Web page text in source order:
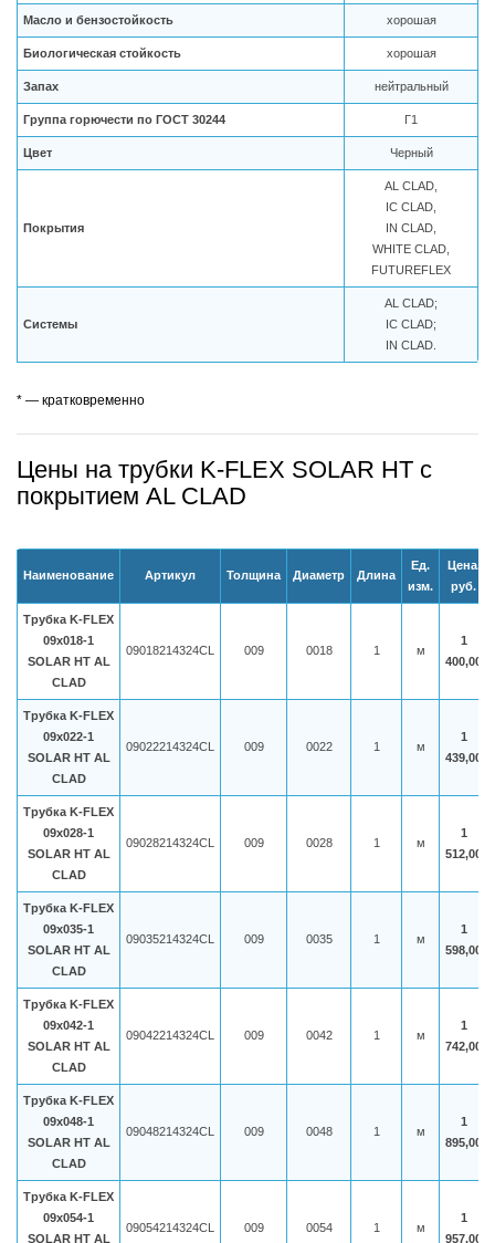
Масло и бензостойкость хорошая
Биологическая стойкость хорошая
Запах нейтральный
Группа горючести по ГОСТ 30244 Г1
Цвет Черный
Покрытия
AL CLAD,
IC CLAD,
IN CLAD,
WHITE CLAD,
FUTUREFLEX
Системы
AL CLAD;
IC CLAD;
IN CLAD.
* — кратковременно
Цены на трубки K-FLEX SOLAR HT с
покрытием AL CLAD
Наименование Артикул Толщина Диаметр Длина
Ед.
изм.
Цена,
руб.
Трубка K-FLEX
09x018-1
SOLAR HT AL
CLAD
09018214324CL 009 0018 1 м
1
400,00
Трубка K-FLEX
09x022-1
SOLAR HT AL
CLAD
09022214324CL 009 0022 1 м
1
439,00
Трубка K-FLEX
09x028-1
SOLAR HT AL
CLAD
09028214324CL 009 0028 1 м
1
512,00
Трубка K-FLEX
09x035-1
SOLAR HT AL
CLAD
09035214324CL 009 0035 1 м
1
598,00
Трубка K-FLEX
09x042-1
SOLAR HT AL
CLAD
09042214324CL 009 0042 1 м
1
742,00
Трубка K-FLEX
09x048-1
SOLAR HT AL
CLAD
09048214324CL 009 0048 1 м
1
895,00
Трубка K-FLEX
09x054-1
SOLAR HT AL
09054214324CL 009 0054 1 м
1
957,00